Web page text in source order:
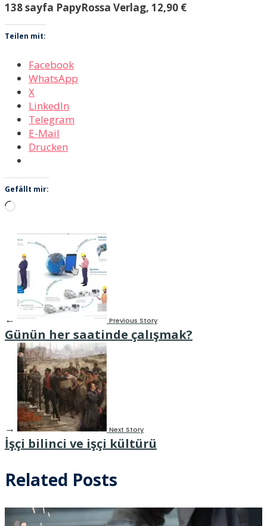
138 sayfa PapyRossa Verlag, 12,90 €
Teilen mit:
Facebook
WhatsApp
X
LinkedIn
Telegram
E-Mail
Drucken
Gefällt mir:
Wird
← Previous Story
Günün her saatinde çalışmak?
→ Next Story
İşçi bilinci ve işçi kültürü
Related Posts